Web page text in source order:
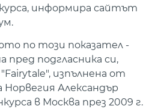
информира сайтът
по този показател -
пред подгласника си,
изпълнена от
Александър
в Москва през 2009 г.